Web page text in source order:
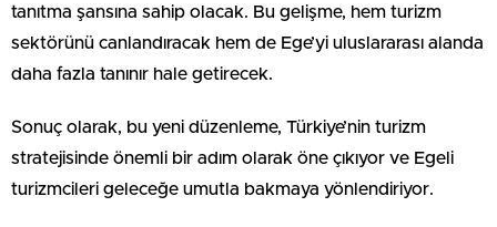
tanıtma şansına sahip olacak. Bu gelişme, hem turizm
sektörünü canlandıracak hem de Ege’yi uluslararası alanda
daha fazla tanınır hale getirecek.
Sonuç olarak, bu yeni düzenleme, Türkiye’nin turizm
stratejisinde önemli bir adım olarak öne çıkıyor ve Egeli
turizmcileri geleceğe umutla bakmaya yönlendiriyor.